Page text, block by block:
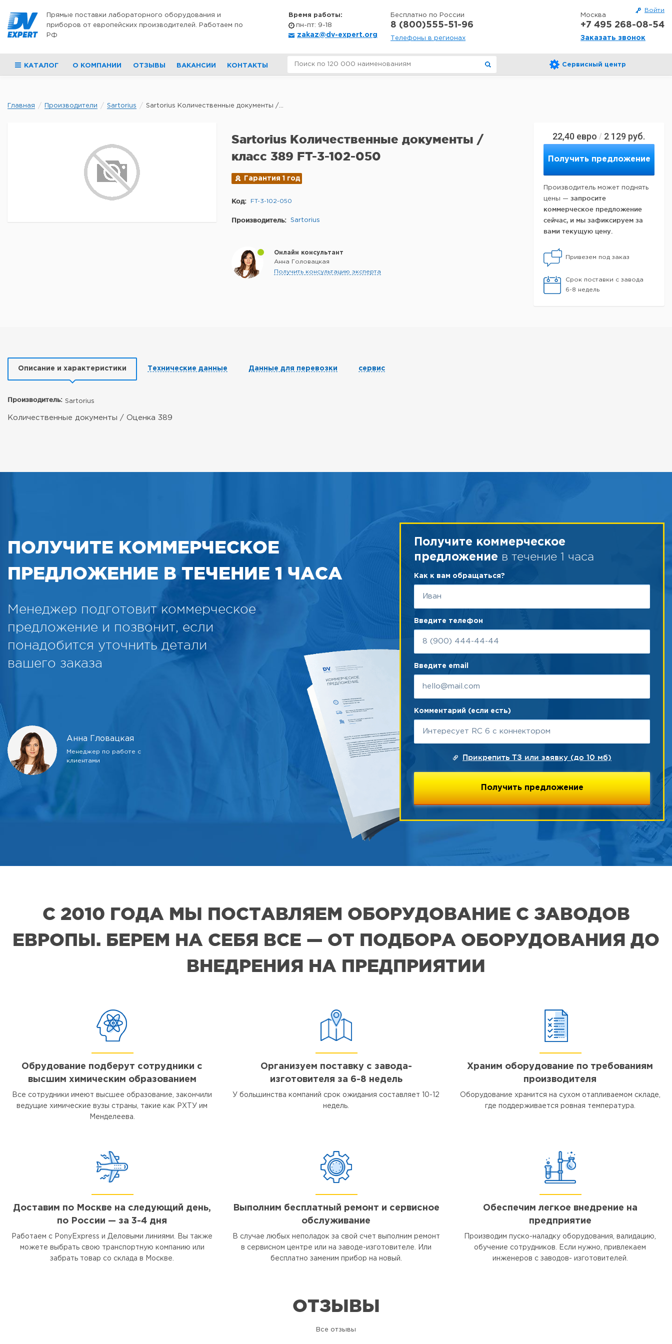
Войти
Прямые поставки лабораторного оборудования и
приборов от европейских производителей. Работаем по
РФ
Время работы:
пн-пт: 9-18
zakaz@dv-expert.org
Бесплатно по России
8 (800)555-51-96
Телефоны в регионах
Москва
+7 495 268-08-54
Заказать звонок
КАТАЛОГ О КОМПАНИИ ОТЗЫВЫ ВАКАНСИИ КОНТАКТЫ Сервисный центр
Главная Производители Sartorius Sartorius Количественные документы /...
22,40 евро / 2 129 руб.
Получить предложение
Производитель может поднять
цены — запросите
коммерческое предложение
сейчас, и мы зафиксируем за
вами текущую цену.
Привезем под заказ
Срок поставки с завода
6-8 недель
Sartorius Количественные документы /
класс 389 FT-3-102-050
Гарантия 1 год
Код: FT-3-102-050
Производитель: Sartorius
Онлайн консультант
Анна Головацкая
Получить консультацию эксперта
Описание и характеристики Технические данные Данные для перевозки сервис
Производитель: Sartorius
Количественные документы / Оценка 389
ПОЛУЧИТЕ КОММЕРЧЕСКОЕ
ПРЕДЛОЖЕНИЕ В ТЕЧЕНИЕ 1 ЧАСА
Менеджер подготовит коммерческое
предложение и позвонит, если
понадобится уточнить детали
вашего заказа
Анна Гловацкая
Менеджер по работе с
клиентами
Получите коммерческое
предложение в течение 1 часа
Как к вам обращаться?
Введите телефон
Введите email
Комментарий (если есть)
Прикрепить ТЗ или заявку (до 10 мб)
С 2010 ГОДА МЫ ПОСТАВЛЯЕМ ОБОРУДОВАНИЕ С ЗАВОДОВ
ЕВРОПЫ. БЕРЕМ НА СЕБЯ ВСЕ — ОТ ПОДБОРА ОБОРУДОВАНИЯ ДО
ВНЕДРЕНИЯ НА ПРЕДПРИЯТИИ
Обрудование подберут сотрудники с
высшим химическим образованием
Все сотрудники имеют высшее образование, закончили
ведущие химические вузы страны, такие как РХТУ им
Менделеева.
Организуем поставку с завода-
изготовителя за 6-8 недель
У большинства компаний срок ожидания составляет 10-12
недель.
Храним оборудование по требованиям
производителя
Оборудование хранится на сухом отапливаемом складе,
где поддерживается ровная температура.
Доставим по Москве на следующий день,
по России — за 3-4 дня
Работаем с PonyExpress и Деловыми линиями. Вы также
можете выбрать свою транспортную компанию или
забрать товар со склада в Москве.
Выполним бесплатный ремонт и сервисное
обслуживание
В случае любых неполадок за свой счет выполним ремонт
в сервисном центре или на заводе-изготовителе. Или
бесплатно заменим прибор на новый.
Обеспечим легкое внедрение на
предприятие
Производим пуско-наладку оборудования, валидацию,
обучение сотрудников. Если нужно, привлекаем
инженеров с заводов- изготовителей.
ОТЗЫВЫ
Все отзывы